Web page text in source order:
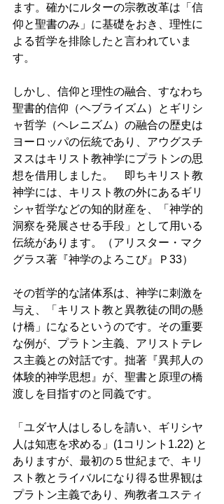
ます。確かにルターの宗教改革は「信
仰と聖書のみ」に基礎をおき、理性に
よる哲学を排除したと言われていま
す。
しかし、信仰と理性の融合、すなわち
聖書的信仰（ヘブライズム）とギリシ
ャ哲学（ヘレニズム）の融合の歴史は
ヨーロッパの伝統であり、アウグスチ
ヌスはキリスト教神学にプラトンの思
想を借用しました。　即ちキリスト教
神学には、キリスト教の外にあるギリ
シャ哲学などの知的財産を、「神学的
洞察を発展させる手段」として用いる
伝統があります。（アリスター・マク
グラス著『神学のよろこび』Ｐ33）
その哲学的な諸体系は、神学に刺激を
与え、「キリスト教と異教徒の間の懸
け橋」になるというのです。その重要
な例が、プラトン主義、アリストテレ
ス主義との対話です。拙著『異邦人の
体験的神学思想』が、聖書と原理の橋
渡しを目指すのと同義です。
「ユダヤ人はしるしを請い、ギリシヤ
人は知恵を求める」(1コリント1.22) と
ありますが、最初の５世紀まで、キリ
スト教とライバルになり得る世界観は
プラトン主義であり、殉教者ユスティ